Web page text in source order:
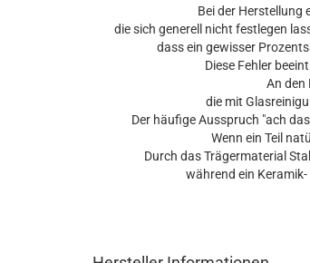
Bei der Herstellung
die sich generell nicht festlegen
dass ein gewisser
Diese Fehler
An den
die mit
Der häufige Ausspruch "ach
Wenn ein Teil
Durch das Trägermaterial
während ein